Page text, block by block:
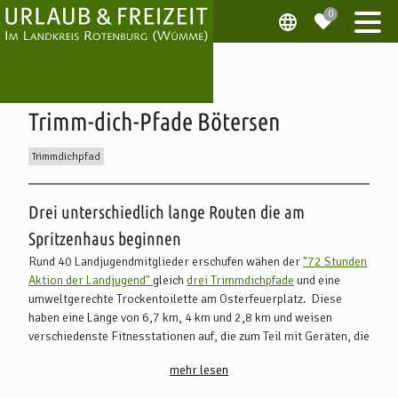
Trimm-dich-Pfade Bötersen
Trimmdichpfad
Beschreibung
Drei unterschiedlich lange Routen die am
Spritzenhaus beginnen
Rund 40 Landjugendmitglieder erschufen wähen der"72 Stunden
Aktion der Landjugend"gleich drei Trimmdichpfade und eine
umweltgerechte Trockentoilette am Osterfeuerplatz. Diese
haben eine Länge von 6,7 km, 4 km und 2,8 km und weisen
verschiedenste Fitnesstationen auf, die zum Teil mit Geräten, die
mehr lesen